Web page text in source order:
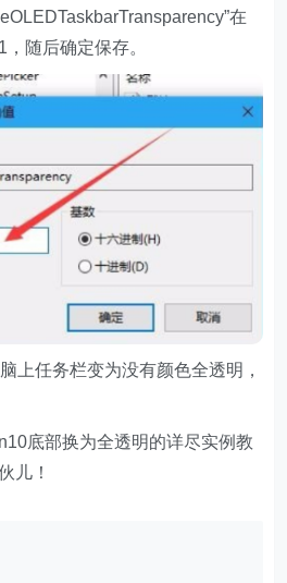
在
随后确定保存。
任务栏变为没有颜色全透明，
底部换为全透明的详尽实例教
儿！